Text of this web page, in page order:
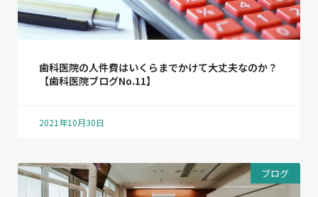
歯科医院の人件費はいくらまでかけて大丈夫なのか？
【歯科医院ブログNo.11】
2021年10月30日
ブログ